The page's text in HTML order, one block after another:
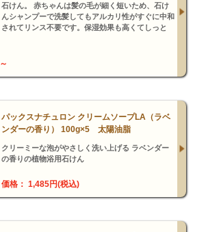
石けん。 赤ちゃんは髪の毛が細く短いため、石け
んシャンプーで洗髪してもアルカリ性がすぐに中和
されてリンス不要です。保湿効果も高くてしっと
～
パックスナチュロン クリームソープLA（ラベ
ンダーの香り） 100g×5 太陽油脂
クリーミーな泡がやさしく洗い上げる ラベンダー
の香りの植物浴用石けん
価格： 1,485円(税込)